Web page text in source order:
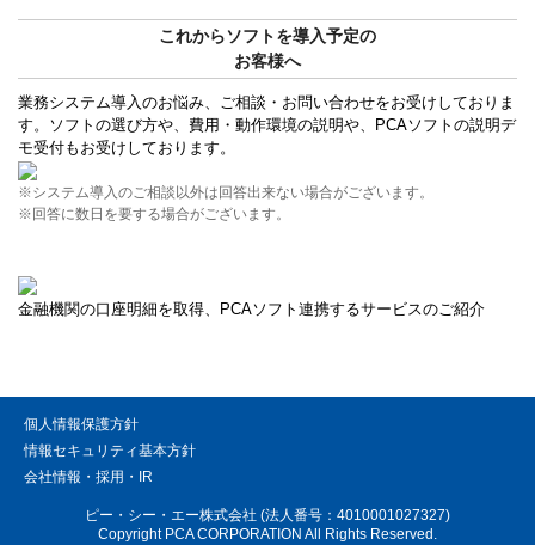
これからソフトを導入予定の
お客様へ
業務システム導入のお悩み、ご相談・お問い合わせをお受けしておりま
す。ソフトの選び方や、費用・動作環境の説明や、PCAソフトの説明デ
モ受付もお受けしております。
※システム導入のご相談以外は回答出来ない場合がございます。
※回答に数日を要する場合がございます。
金融機関の口座明細を取得、PCAソフト連携するサービスのご紹介
個人情報保護方針
情報セキュリティ基本方針
会社情報・採用・IR
ピー・シー・エー株式会社 (法人番号：4010001027327)
Copyright PCA CORPORATION All Rights Reserved.